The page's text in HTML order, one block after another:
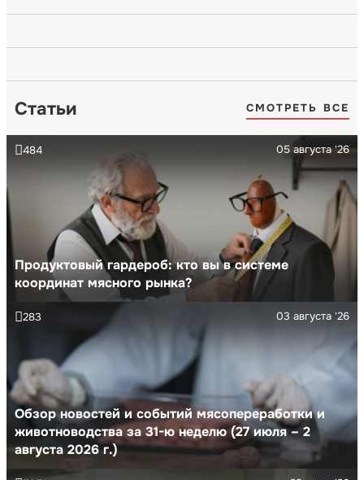
Статьи СМОТРЕТЬ ВСЕ
Продуктовый гардероб: кто вы в системе
координат мясного рынка?
05 августа '26
484
Обзор новостей и событий мясопереработки и
животноводства за 31-ю неделю (27 июля – 2
августа 2026 г.)
03 августа '26
283